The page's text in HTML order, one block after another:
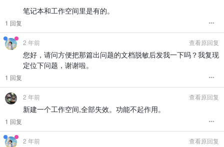
笔记本和工作空间里是有的。
1 回复
2 年前 查看原回复
您好，请问方便把那篇出问题的文档脱敏后发我一下吗？我复现
定位下问题，谢谢啦。
1 回复
2 年前 查看原回复
新建一个工作空间,全部失效。功能不起作用。
1 回复
2 年前 查看原回复